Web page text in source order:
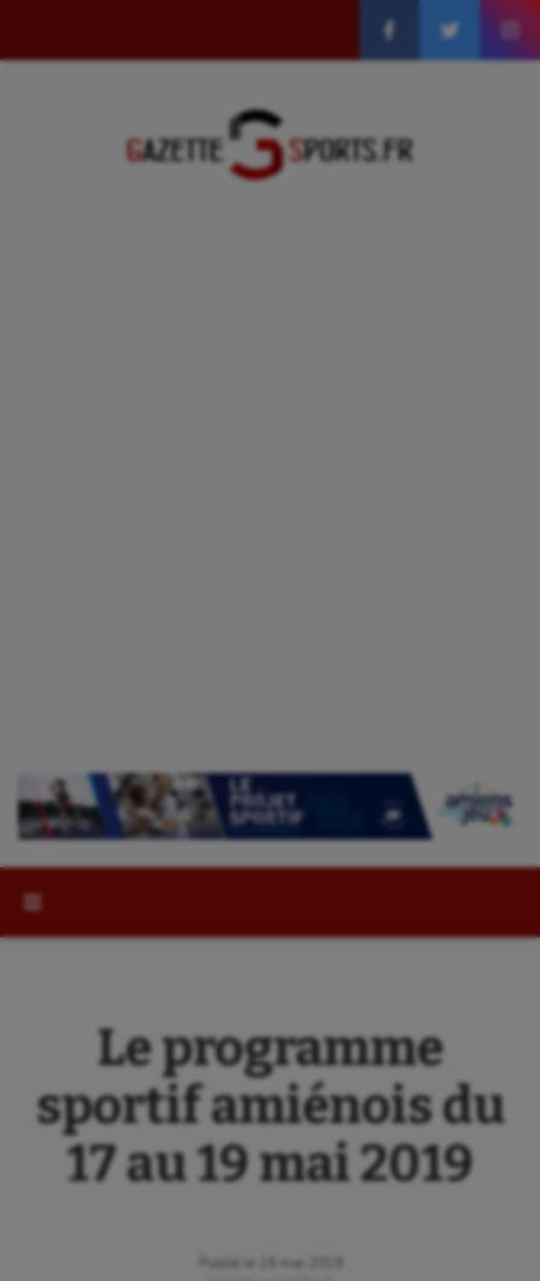
Le programme
sportif amiénois du
17 au 19 mai 2019
Publié le
16 mai 2019